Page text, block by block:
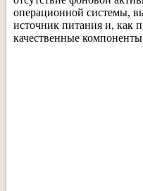
операционной системы,
источник питания и, как
качественные